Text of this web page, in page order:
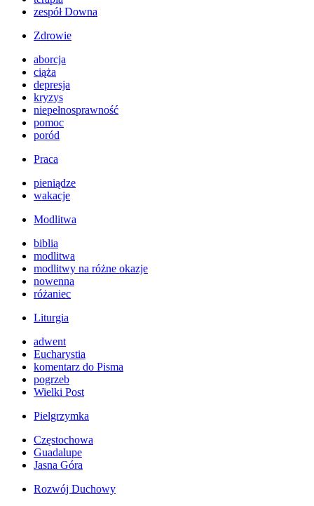
zespół Downa
Zdrowie
aborcja
ciąża
depresja
kryzys
niepełnosprawność
pomoc
poród
Praca
pieniądze
wakacje
Modlitwa
biblia
modlitwa
modlitwy na różne okazje
nowenna
różaniec
Liturgia
adwent
Eucharystia
komentarz do Pisma
pogrzeb
Wielki Post
Pielgrzymka
Częstochowa
Guadalupe
Jasna Góra
Rozwój Duchowy